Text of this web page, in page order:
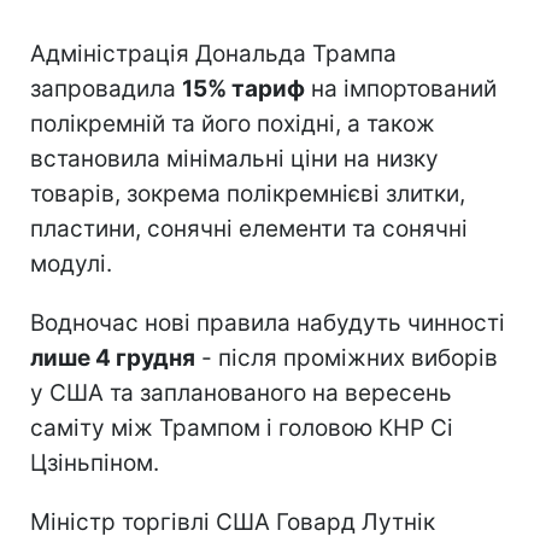
Адміністрація Дональда Трампа
запровадила 15% тариф на імпортований
полікремній та його похідні, а також
встановила мінімальні ціни на низку
товарів, зокрема полікремнієві злитки,
пластини, сонячні елементи та сонячні
модулі.
Водночас нові правила набудуть чинності
лише 4 грудня - після проміжних виборів
у США та запланованого на вересень
саміту між Трампом і головою КНР Сі
Цзіньпіном.
Міністр торгівлі США Говард Лутнік